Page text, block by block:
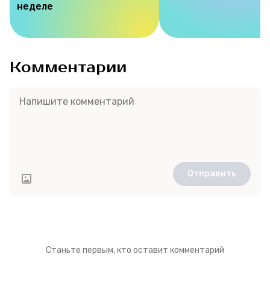
неделе
Комментарии
Отправить
Станьте первым, кто оставит комментарий